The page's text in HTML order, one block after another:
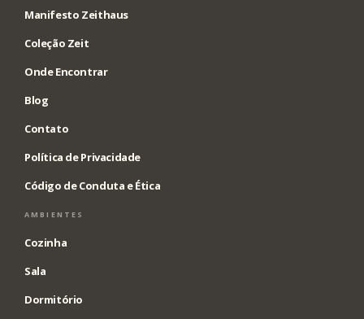
Manifesto Zeithaus
Coleção Zeit
Onde Encontrar
Blog
Contato
Política de Privacidade
Código de Conduta e Ética
AMBIENTES
Cozinha
Sala
Dormitório